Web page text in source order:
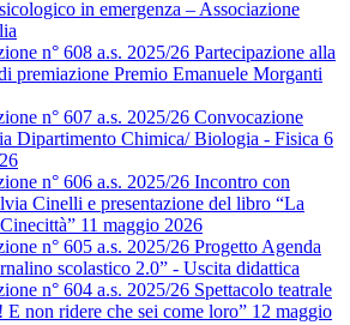
in emergenza – Associazione
n° 608 a.s. 2025/26 Partecipazione alla
premiazione Premio Emanuele Morganti
n° 607 a.s. 2025/26 Convocazione
Dipartimento Chimica/ Biologia - Fisica 6
n° 606 a.s. 2025/26 Incontro con
Cinelli e presentazione del libro “La
11 maggio 2026
n° 605 a.s. 2025/26 Progetto Agenda
scolastico 2.0” - Uscita didattica
n° 604 a.s. 2025/26 Spettacolo teatrale
non ridere che sei come loro” 12 maggio